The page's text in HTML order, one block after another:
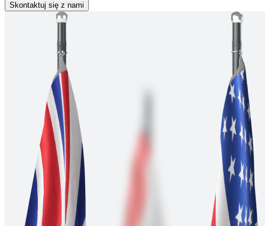
Skontaktuj się z nami